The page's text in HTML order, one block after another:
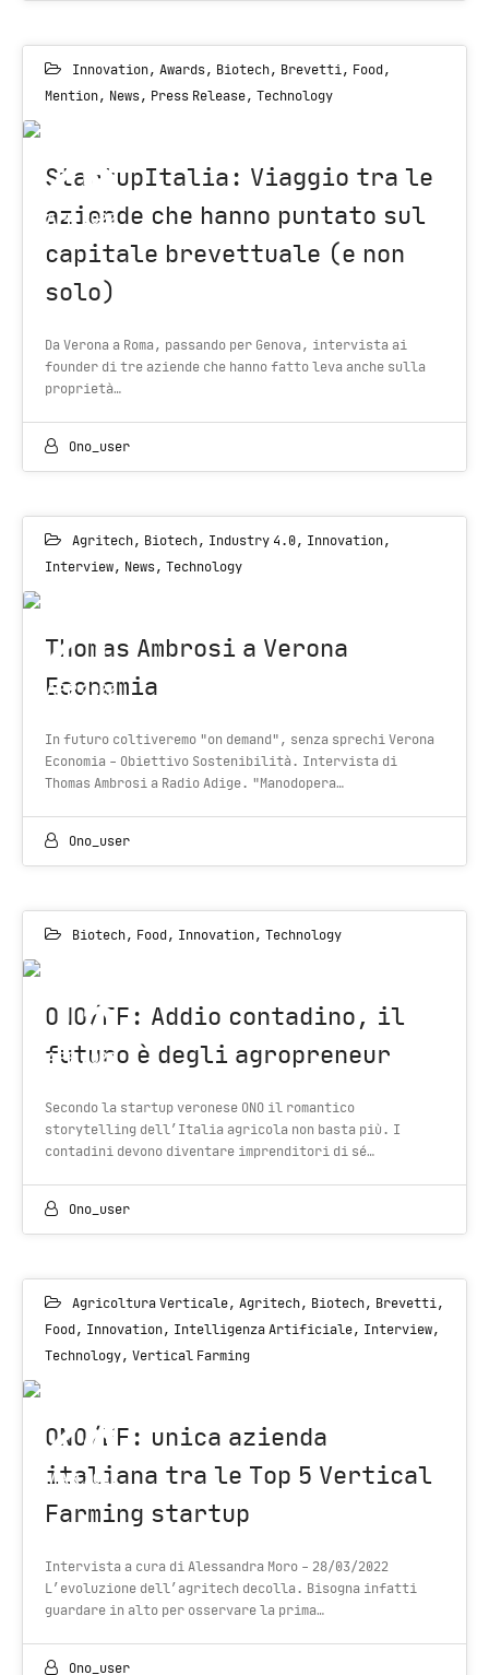
Innovation, Awards, Biotech, Brevetti , Food ,
Mention, News, Press Release, Technology
26
APR 2022
StartupItalia: Viaggio tra le
aziende che hanno puntato sul
capitale brevettuale (e non
solo)
Da Verona a Roma, passando per Genova, intervista ai
founder di tre aziende che hanno fatto leva anche sulla
proprietà…
Ono_user
Agritech, Biotech, Industry 4.0, Innovation,
Interview, News, Technology
21
APR 2022
Thomas Ambrosi a Verona
Economia
In futuro coltiveremo "on demand", senza sprechi Verona
Economia - Obiettivo Sostenibilità. Intervista di
Thomas Ambrosi a Radio Adige. "Manodopera…
Ono_user
Biotech, Food , Innovation, Technology
15
APR 2022
ONO/EF: Addio contadino, il
futuro è degli agropreneur
Secondo la startup veronese ONO il romantico
storytelling dell’Italia agricola non basta più. I
contadini devono diventare imprenditori di sé…
Ono_user
Agricoltura Verticale, Agritech, Biotech, Brevetti ,
Food , Innovation, Intelligenza Artificiale, Interview,
Technology, Vertical Farming
28
MAR 2022
ONO/EF: unica azienda
italiana tra le Top 5 Vertical
Farming startup
Intervista a cura di Alessandra Moro - 28/03/2022
L’evoluzione dell’agritech decolla. Bisogna infatti
guardare in alto per osservare la prima…
Ono_user